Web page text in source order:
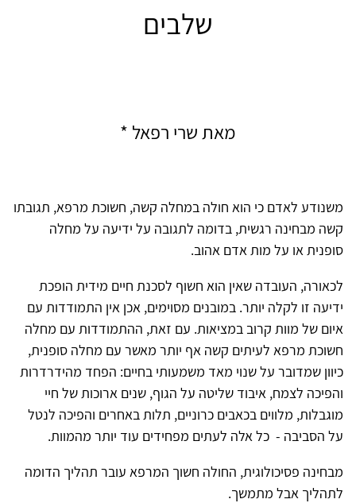
שלבים
מאת שרי רפאל *
משנודע לאדם כי הוא חולה במחלה קשה, חשוכת מרפא, תגובתו
קשה מבחינה רגשית, בדומה לתגובה על ידיעה על מחלה
סופנית או על מות אדם אהוב.
לכאורה, העובדה שאין הוא חשוף לסכנת חיים מידית הופכת
ידיעה זו לקלה יותר. במובנים מסוימים, אכן אין התמודדות עם
איום של מוות קרוב במציאות. עם זאת, ההתמודדות עם מחלה
חשוכת מרפא לעיתים קשה אף יותר מאשר עם מחלה סופנית,
כיוון שמדובר על שנוי מאד משמעותי בחיים: הפחד מהידרדרות
והפיכה לצמח, איבוד שליטה על הגוף, שנים ארוכות של חיי
מוגבלות, מלווים בכאבים כרוניים, תלות באחרים והפיכה לנטל
על הסביבה - כל אלה לעתים מפחידים עוד יותר מהמוות.
מבחינה פסיכולוגית, החולה חשוך המרפא עובר תהליך הדומה
לתהליך אבל מתמשך.